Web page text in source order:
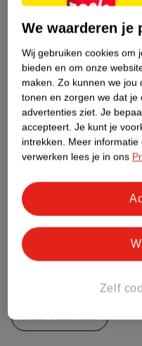
Over dit product
Etiketinformatie
Nature Impact Score
Dit
Bestel &
MeerFamiflora
We waarderen je
Wij gebruiken cookies om
bieden en om onze
maken. Zo kunnen we jou
tonen en zorgen we dat je
advertenties ziet. Je
accepteert. Je kunt je
intrekken. Meer informatie
verwerken lees je in ons
Zelf